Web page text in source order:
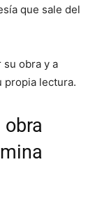
que sale del
obra y a
propia lectura.
obra